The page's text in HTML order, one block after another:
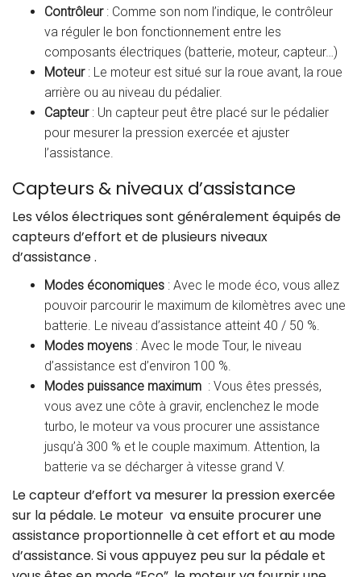
Contrôleur: Comme son nom l’indique, le contrôleur
va réguler le bon fonctionnement entre les
composants électriques (batterie, moteur, capteur…)
Moteur: Le moteur est situé sur la roue avant, la roue
arrière ou au niveau du pédalier.
Capteur : Un capteur peut être placé sur le pédalier
pour mesurer la pression exercée et ajuster
l’assistance.
Capteurs & niveaux d’assistance
Les vélos électriques sont généralement équipés de
capteurs d’effort et de plusieurs niveaux
d’assistance .
Modes économiques : Avec le mode éco, vous allez
pouvoir parcourir le maximum de kilomètres avec une
batterie. Le niveau d’assistance atteint 40 / 50 %.
Modes moyens : Avec le mode Tour, le niveau
d’assistance est d’environ 100 %.
Modes puissance maximum : Vous êtes pressés,
vous avez une côte à gravir, enclenchez le mode
turbo, le moteur va vous procurer une assistance
jusqu’à 300 % et le couple maximum. Attention, la
batterie va se décharger à vitesse grand V.
Le capteur d’effort va mesurer la pression exercée
sur la pédale. Le moteur va ensuite procurer une
assistance proportionnelle à cet effort et au mode
d’assistance. Si vous appuyez peu sur la pédale et